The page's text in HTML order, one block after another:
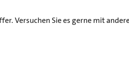
Versuchen Sie es gerne mit